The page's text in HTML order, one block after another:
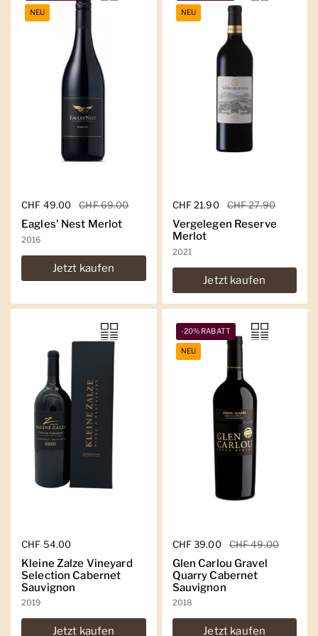
Regulärer Preis
CHF 49.00 Sale-Preis
CHF 69.00
Eagles' Nest Merlot
2016
Jetzt kaufen
NEU
Regulärer Preis
CHF 21.90 Sale-Preis
CHF 27.90
Vergelegen Reserve
Merlot
2021
Jetzt kaufen
NEU
Regulärer Preis
CHF 54.00
Kleine Zalze Vineyard
Selection Cabernet
Sauvignon
2019
Jetzt kaufen
Regulärer Preis
CHF 39.00 Sale-Preis
CHF 49.00
Glen Carlou Gravel
Quarry Cabernet
Sauvignon
2018
Jetzt kaufen
-20% RABATT
NEU